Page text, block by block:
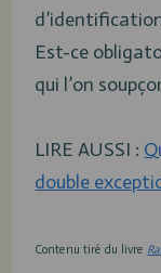
Est-ce
qui l’on
LIRE AUSSI :
double
Contenu tiré du livre